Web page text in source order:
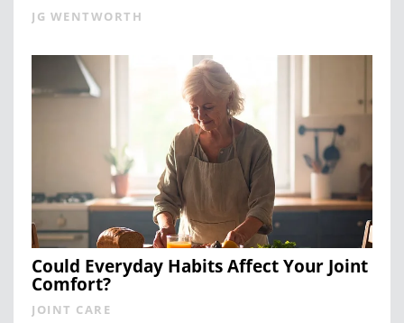
JG WENTWORTH
Could Everyday Habits Affect Your Joint
Comfort?
JOINT CARE